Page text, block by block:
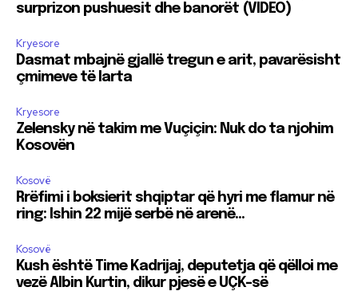
surprizon pushuesit dhe banorët (VIDEO)
Kryesore
Dasmat mbajnë gjallë tregun e arit, pavarësisht
çmimeve të larta
Kryesore
Zelensky në takim me Vuçiçin: Nuk do ta njohim
Kosovën
Kosovë
Rrëfimi i boksierit shqiptar që hyri me flamur në
ring: Ishin 22 mijë serbë në arenë…
Kosovë
Kush është Time Kadrijaj, deputetja që qëlloi me
vezë Albin Kurtin, dikur pjesë e UÇK-së